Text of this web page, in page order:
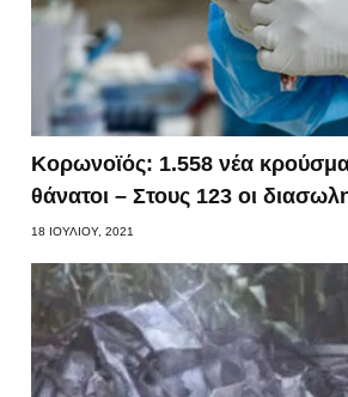
Κορωνοϊός: 1.558 νέα
θάνατοι – Στους 123 οι
18 ΙΟΥΛΊΟΥ, 2021